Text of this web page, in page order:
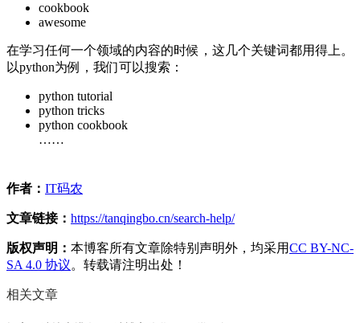
cookbook
awesome
在学习任何一个领域的内容的时候，这几个关键词都用得上。
以python为例，我们可以搜索：
python tutorial
python tricks
python cookbook
……
作者： IT码农
文章链接： https://tanqingbo.cn/search-help/
版权声明： 本博客所有文章除特别声明外，均采用CC BY-NC-
SA 4.0 协议。转载请注明出处！
相关文章